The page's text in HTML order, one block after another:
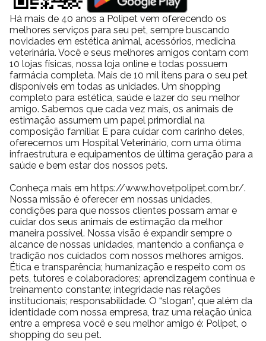
Há mais de 40 anos a Polipet vem oferecendo os
melhores serviços para seu pet, sempre buscando
novidades em estética animal, acessórios, medicina
veterinária. Você e seus melhores amigos contam com
10 lojas físicas, nossa loja online e todas possuem
farmácia completa. Mais de 10 mil itens para o seu pet
disponíveis em todas as unidades. Um shopping
completo para estética, saúde e lazer do seu melhor
amigo. Sabemos que cada vez mais, os animais de
estimação assumem um papel primordial na
composição familiar. E para cuidar com carinho deles,
oferecemos um Hospital Veterinário, com uma ótima
infraestrutura e equipamentos de última geração para a
saúde e bem estar dos nossos pets.
Conheça mais em https://www.hovetpolipet.com.br/.
Nossa missão é oferecer em nossas unidades,
condições para que nossos clientes possam amar e
cuidar dos seus animais de estimação da melhor
maneira possível. Nossa visão é expandir sempre o
alcance de nossas unidades, mantendo a confiança e
tradição nos cuidados com nossos melhores amigos.
Ética e transparência; humanização e respeito com os
pets, tutores e colaboradores; aprendizagem contínua e
treinamento constante; integridade nas relações
institucionais; responsabilidade. O “slogan”, que além da
identidade com nossa empresa, traz uma relação única
entre a empresa você e seu melhor amigo é: Polipet, o
shopping do seu pet.